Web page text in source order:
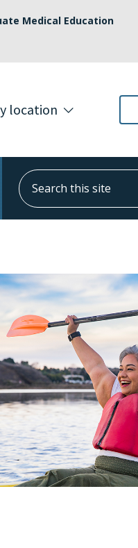
Medical Education
location
Search this site